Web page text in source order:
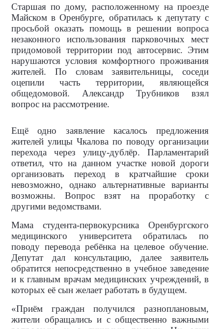
Старшая по дому, расположенному на проезде
Майском в Оренбурге, обратилась к депутату с
просьбой оказать помощь в решении вопроса
незаконного использования парковочных мест
придомовой территории под автосервис. Этим
нарушаются условия комфортного проживания
жителей. По словам заявительницы, соседи
оцепили часть территории, являющейся
общедомовой. Александр Трубников взял
вопрос на рассмотрение.
Ещё одно заявление касалось предложения
жителей улицы Чкалова по поводу организации
перехода через улицу-дублёр. Парламентарий
ответил, что на данном участке новой дороги
организовать переход в кратчайшие сроки
невозможно, однако альтернативные варианты
возможны. Вопрос взят на проработку с
другими ведомствами.
Мама студента-первокурсника Оренбургского
медицинского университета обратилась по
поводу перевода ребёнка на целевое обучение.
Депутат дал консультацию, далее заявитель
обратится непосредственно в учебное заведение
и к главным врачам медицинских учреждений, в
которых её сын желает работать в будущем.
«Приём граждан получился разноплановым,
жители обращались и с общественно важными